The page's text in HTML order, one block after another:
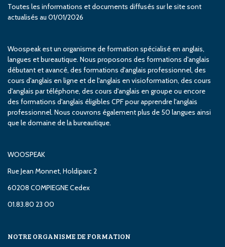
Toutes les informations et documents diffusés sur le site sont
actualisés au 01/01/2026
Woospeak est un organisme de formation spécialisé en anglais,
langues et bureautique. Nous proposons des formations d'anglais
débutant et avancé, des formations d'anglais professionnel, des
cours d'anglais en ligne et de l'anglais en visioformation, des cours
d'anglais par téléphone, des cours d'anglais en groupe ou encore
des formations d'anglais éligibles CPF pour apprendre l'anglais
professionnel. Nous couvrons également plus de 50 langues ainsi
que le domaine de la bureautique.
WOOSPEAK
Rue Jean Monnet, Holdiparc 2
60208 COMPIEGNE Cedex
01.83.80 23 00
NOTRE ORGANISME DE FORMATION